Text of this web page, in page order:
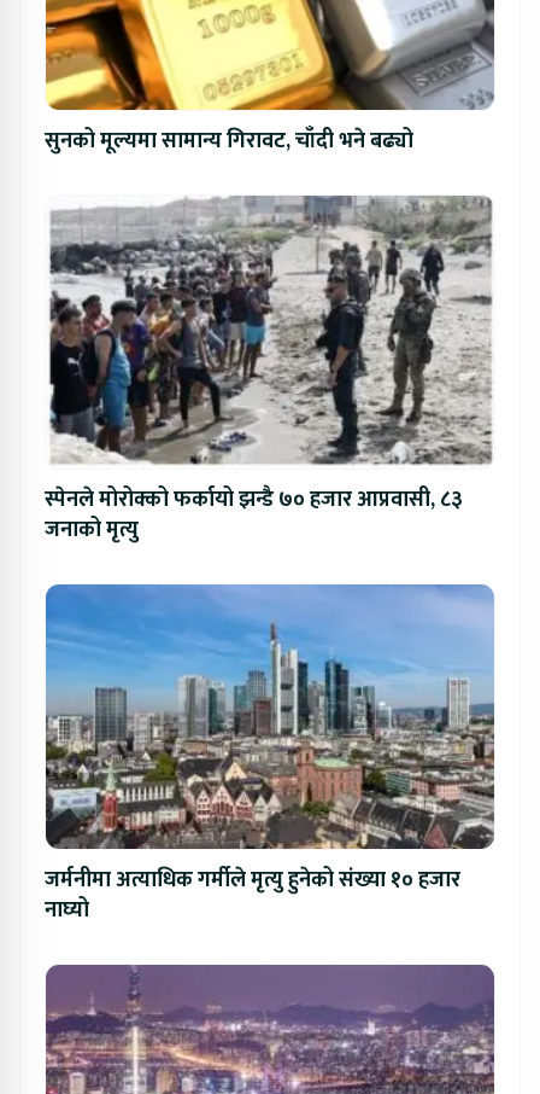
सुनको मूल्यमा सामान्य गिरावट, चाँदी भने बढ्यो
स्पेनले मोरोक्को फर्कायो झन्डै ७० हजार आप्रवासी, ८३
जनाको मृत्यु
जर्मनीमा अत्याधिक गर्मीले मृत्यु हुनेको संख्या १० हजार
नाघ्यो